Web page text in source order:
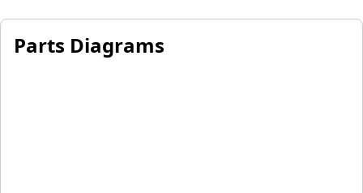
Parts Diagrams